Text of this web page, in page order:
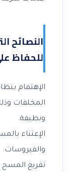
النصائح
للحفاظ
الإهتمام
المخلفات
ونظيفة.
الإعتناء
والفيروسات.
تفريغ